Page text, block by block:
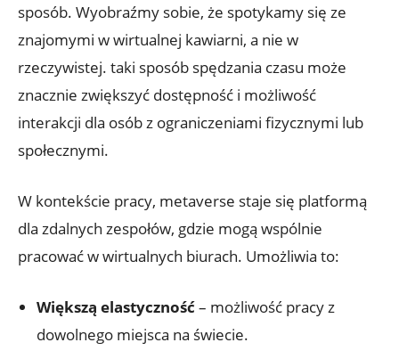
sposób. Wyobraźmy sobie, że spotykamy się ze
znajomymi w wirtualnej kawiarni, a nie w
rzeczywistej. taki sposób spędzania czasu może
znacznie zwiększyć dostępność i możliwość
interakcji dla osób z ograniczeniami fizycznymi lub
społecznymi.
W kontekście pracy, metaverse staje się platformą
dla zdalnych zespołów, gdzie mogą wspólnie
pracować w wirtualnych biurach. Umożliwia to:
Większą elastyczność– możliwość pracy z
dowolnego miejsca na świecie.